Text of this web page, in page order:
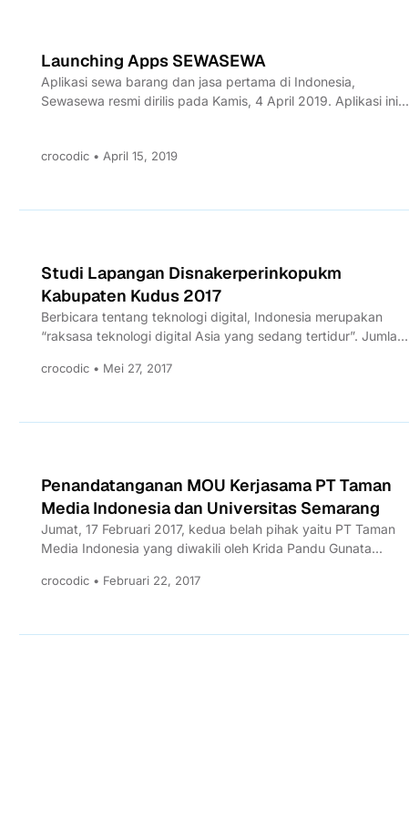
Launching Apps SEWASEWA
Aplikasi sewa barang dan jasa pertama di Indonesia,
Sewasewa resmi dirilis pada Kamis, 4 April 2019. Aplikasi ini...
crocodic • April 15, 2019
Studi Lapangan Disnakerperinkopukm
Kabupaten Kudus 2017
Berbicara tentang teknologi digital, Indonesia merupakan
“raksasa teknologi digital Asia yang sedang tertidur”. Jumlah
crocodic • Mei 27, 2017
Penandatanganan MOU Kerjasama PT Taman
Media Indonesia dan Universitas Semarang
Jumat, 17 Februari 2017, kedua belah pihak yaitu PT Taman
Media Indonesia yang diwakili oleh Krida Pandu Gunata...
crocodic • Februari 22, 2017